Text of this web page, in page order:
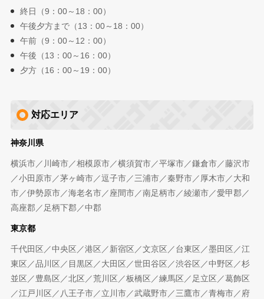
終日（9：00～18：00）
午後夕方まで（13：00～18：00）
午前（9：00～12：00）
午後（13：00～16：00）
夕方（16：00～19：00）
対応エリア
神奈川県
横浜市／川崎市／相模原市／横須賀市／平塚市／鎌倉市／藤沢市
／小田原市／茅ヶ崎市／逗子市／三浦市／秦野市／厚木市／大和
市／伊勢原市／海老名市／座間市／南足柄市／綾瀬市／愛甲郡／
高座郡／足柄下郡／中郡
東京都
千代田区／中央区／港区／新宿区／文京区／台東区／墨田区／江
東区／品川区／目黒区／大田区／世田谷区／渋谷区／中野区／杉
並区／豊島区／北区／荒川区／板橋区／練馬区／足立区／葛飾区
／江戸川区／八王子市／立川市／武蔵野市／三鷹市／青梅市／府